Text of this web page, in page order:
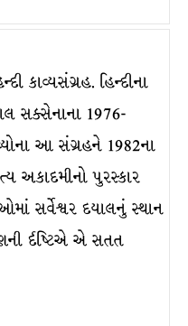
કાવ્યસંગ્રહ. હિન્દીના
સક્સેનાના 1976-
આ સંગ્રહને 1982ના
અકાદમીનો પુરસ્કાર
સર્વેશ્વર દયાલનું સ્થાન
ર્દષ્ટિએ એ સતત